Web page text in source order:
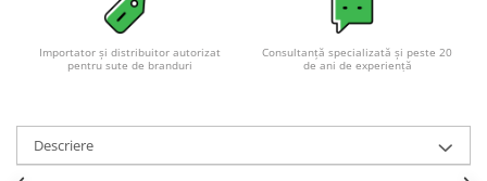
Prize de incarcare vehicule
electrice
Acumulatori VRLA AGM/GEL /
Tractiune / LiFePo4
Importator și distribuitor autorizat
pentru sute de branduri
Consultanță specializată și peste 20
de ani de experiență
Descriere